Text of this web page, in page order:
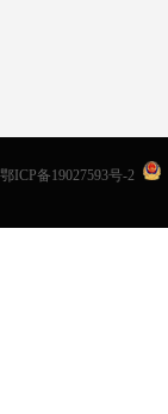
鄂ICP备19027593号-2